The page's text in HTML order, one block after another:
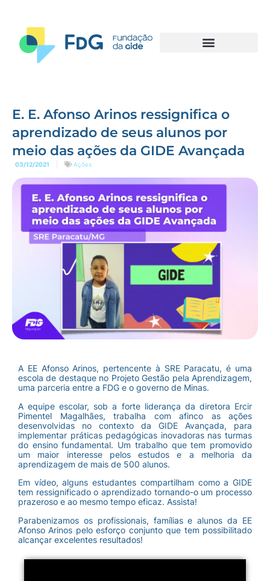
E. E. Afonso Arinos ressignifica o
aprendizado de seus alunos por
meio das ações da GIDE Avançada
03/12/2021 Ações
A EE Afonso Arinos, pertencente à SRE Paracatu, é uma
escola de destaque no Projeto Gestão pela Aprendizagem,
uma parceria entre a FDG e o governo de Minas.
A equipe escolar, sob a forte liderança da diretora Ercir
Pimentel Magalhães, trabalha com afinco as ações
desenvolvidas no contexto da GIDE Avançada, para
implementar práticas pedagógicas inovadoras nas turmas
do ensino fundamental. Um trabalho que tem promovido
um maior interesse pelos estudos e a melhoria da
aprendizagem de mais de 500 alunos.
Em vídeo, alguns estudantes compartilham como a GIDE
tem ressignificado o aprendizado tornando-o um processo
prazeroso e ao mesmo tempo eficaz. Assista!
Parabenizamos os profissionais, famílias e alunos da EE
Afonso Arinos pelo esforço conjunto que tem possibilitado
alcançar excelentes resultados!